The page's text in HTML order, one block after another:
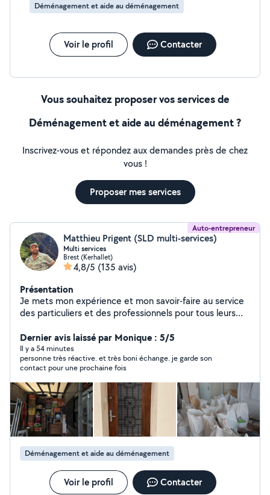
Déménagement et aide au déménagement
Voir le profil Contacter
Vous souhaitez proposer vos services de
Déménagement et aide au déménagement ?
Inscrivez-vous et répondez aux demandes près de chez
vous !
Proposer mes services
Auto-entrepreneur
Matthieu Prigent (SLD multi-services)
Multi services
Brest (Kerhallet)
4,8/5 (135 avis)
Présentation
Je mets mon expérience et mon savoir-faire au service
des particuliers et des professionnels pour tous leurs
montage de meubles Mon objectif est simple : vous
proposer un service de qualité, adapté à vos besoins,
avec des tarifs justes et une relation de confiance. Mes
prestations : Déménagement de particuliers et
d'entreprises Débarras de maisons, appartements,
caves, greniers et locaux professionnels Livraison de
meubles, électroménager et objets volumineux
Montage et installation de mobilier Manutention et aide
au transport Basé dans le Finistère, j'interviens sur
l'ensemble du département ainsi que dans les secteurs
environnants selon vos besoins.
Dernier avis laissé par Monique : 5/5
Il y a 54 minutes
personne très réactive. et très boni échange. je garde son
contact pour une prochaine fois
Déménagement et aide au déménagement
Voir le profil Contacter